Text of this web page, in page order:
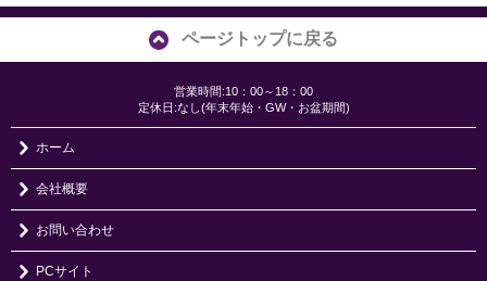
ページトップに戻る
営業時間:10：00～18：00
定休日:なし(年末年始・GW・お盆期間)
ホーム
会社概要
お問い合わせ
PCサイト